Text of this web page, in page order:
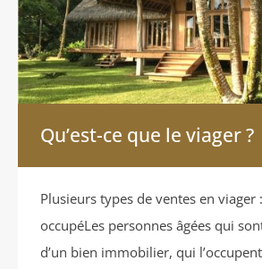
Qu’est-ce que le viager ?
Plusieurs types de ventes en viager
occupéLes personnes âgées qui
d’un bien immobilier, qui